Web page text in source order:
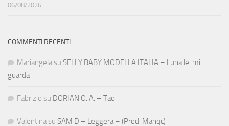
06/08/2026
COMMENTI RECENTI
Mariangela su SELLY BABY MODELLA ITALIA – Luna lei mi
guarda
Fabrizio su DORIAN O. A. – Tao
Valentina su SAM D – Leggera – (Prod. Manqc)